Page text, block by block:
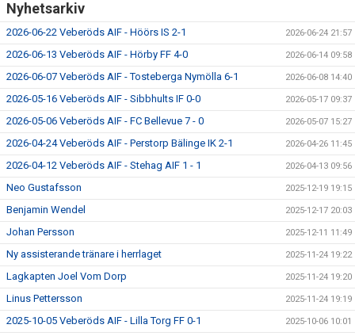
Nyhetsarkiv
2026-06-22 Veberöds AIF - Höörs IS 2-1 2026-06-24 21:57
2026-06-13 Veberöds AIF - Hörby FF 4-0 2026-06-14 09:58
2026-06-07 Veberöds AIF - Tosteberga Nymölla 6-1 2026-06-08 14:40
2026-05-16 Veberöds AIF - Sibbhults IF 0-0 2026-05-17 09:37
2026-05-06 Veberöds AIF - FC Bellevue 7 - 0 2026-05-07 15:27
2026-04-24 Veberöds AIF - Perstorp Bälinge IK 2-1 2026-04-26 11:45
2026-04-12 Veberöds AIF - Stehag AIF 1 - 1 2026-04-13 09:56
Neo Gustafsson 2025-12-19 19:15
Benjamin Wendel 2025-12-17 20:03
Johan Persson 2025-12-11 11:49
Ny assisterande tränare i herrlaget 2025-11-24 19:22
Lagkapten Joel Vom Dorp 2025-11-24 19:20
Linus Pettersson 2025-11-24 19:19
2025-10-05 Veberöds AIF - Lilla Torg FF 0-1 2025-10-06 10:01